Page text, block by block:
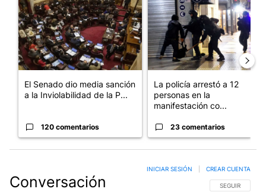
El Senado dio media sanción
a la Inviolabilidad de la P...
120 comentarios
La policía arrestó a 12
personas en la
manifestación co...
23 comentarios
Conversación SIGA ESTA
SEGUIR
INICIAR SESIÓN CREAR CUENTA